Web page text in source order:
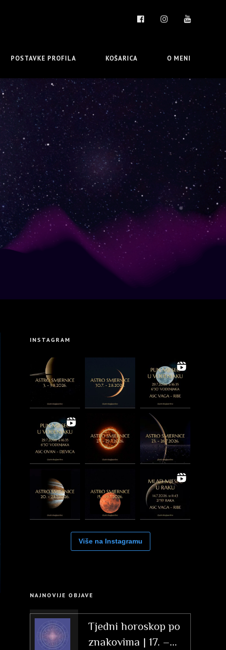
POSTAVKE PROFILA KOŠARICA O MENI
INSTAGRAM
Više na Instagramu
NAJNOVIJE OBJAVE
Tjedni horoskop po
znakovima | 17. –